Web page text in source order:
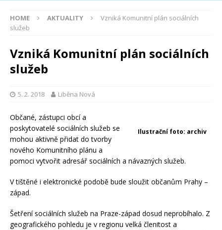
HOME AKTUALITY
Vzniká Komunitní plán sociálních
služeb
Vzniká Komunitní plán sociálních
služeb
5. 2. 2018 Liběna Nová
Ilustrační foto: archiv
Občané, zástupci obcí a
poskytovatelé sociálních služeb se
mohou aktivně přidat do tvorby
nového Komunitního plánu a
pomoci vytvořit adresář sociálních a návazných služeb.
V tištěné i elektronické podobě bude sloužit občanům Prahy –
západ.
Šetření sociálních služeb na Praze-západ dosud neprobíhalo. Z
geografického pohledu je v regionu velká členitost a